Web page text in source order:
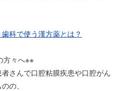
科で使う漢方薬とは？
方々へ※※
さんで口腔粘膜疾患や口腔がん
の、